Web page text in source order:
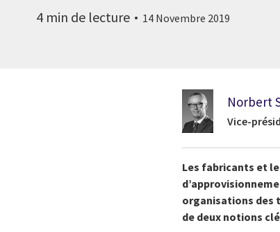
4 min de lecture 14 Novembre 2019
Norbert
Vice-
Les fabricants et
organisations des
de deux notions